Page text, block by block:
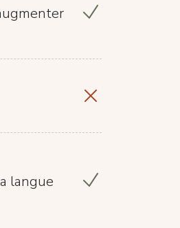
langue